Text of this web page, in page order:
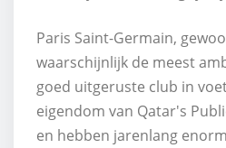
Paris Saint-Germain,
waarschijnlijk de meest
goed uitgeruste club in
eigendom van Qatar's
en hebben jarenlang